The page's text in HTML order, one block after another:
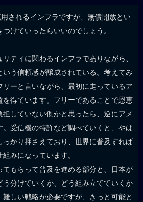
されるインフラですが、無償開放とい
けていったらいいのでしょう。
ティに関わるインフラでありながら、
う信頼感が醸成されている。考えてみ
ーと言いながら、最初に走っているア
を得ています。フリーであることで恩恵
していない側かと思ったら、逆にアメ
。受信機の特許など調べていくと、やは
っかり押さえており、世界に普及すれば
みになっています。
てもらって普及を進める部分と、日本が
う分けていくか、どう組み立てていくか
しい戦略が必要ですが、きっと可能と